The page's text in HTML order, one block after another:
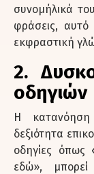
συνομήλικά
φράσεις, αυτό
εκφραστική
2.
οδηγιών
Η
δεξιότητα
οδηγίες όπως
εδώ», μπορεί